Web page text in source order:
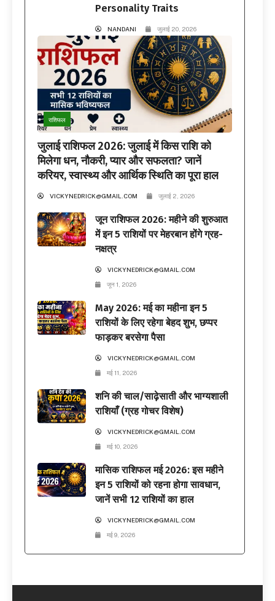
Personality Traits
NANDANI जुलाई 20, 2026
राशिफल
जुलाई राशिफल 2026: जुलाई में किस राशि को
मिलेगा धन, नौकरी, प्यार और सफलता? जानें
करियर, स्वास्थ्य और आर्थिक स्थिति का पूरा हाल
VICKYNEDRICK@GMAIL.COM जुलाई 2, 2026
जून राशिफल 2026: महीने की शुरुआत
में इन 5 राशियों पर मेहरबान होंगे ग्रह-
नक्षत्र
VICKYNEDRICK@GMAIL.COM
जून 1, 2026
May 2026: मई का महीना इन 5
राशियों के लिए रहेगा बेहद शुभ, छप्पर
फाड़कर बरसेगा पैसा
VICKYNEDRICK@GMAIL.COM
मई 11, 2026
शनि की चाल/साढ़ेसाती और भाग्यशाली
राशियाँ (ग्रह गोचर विशेष)
VICKYNEDRICK@GMAIL.COM
मई 10, 2026
मासिक राशिफल मई 2026: इस महीने
इन 5 राशियों को रहना होगा सावधान,
जानें सभी 12 राशियों का हाल
VICKYNEDRICK@GMAIL.COM
मई 9, 2026